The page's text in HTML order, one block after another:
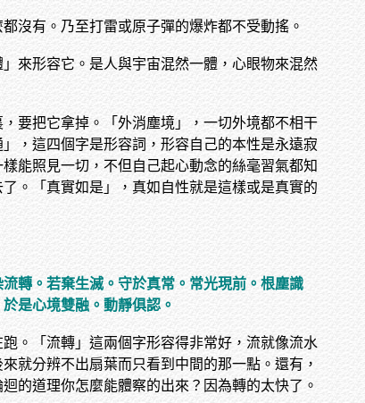
沒有。乃至打雷或原子彈的爆炸都不受動搖。
來形容它。是人與宇宙混然一體，心眼物來混然
要把它拿掉。「外消塵境」，一切外境都不相干
，這四個字是形容詞，形容自己的本性是永遠寂
能照見一切，不但自己起心動念的絲毫習氣都知
。「真實如是」，真如自性就是這樣或是真實的
轉。若棄生滅。守於真常。常光現前。根塵識
是心境雙融。動靜俱認。
。「流轉」這兩個字形容得非常好，流就像流水
就分辨不出扇葉而只看到中間的那一點。還有，
的道理你怎麼能體察的出來？因為轉的太快了。